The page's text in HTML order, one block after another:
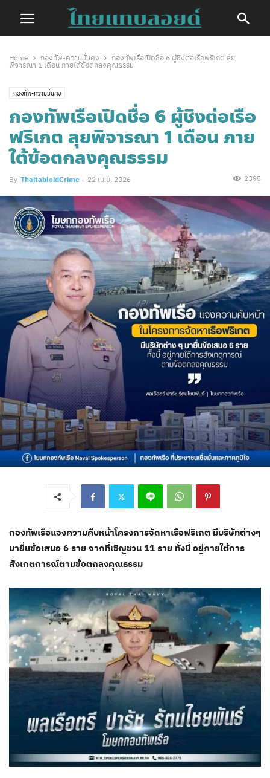
Home กองทัพ-ความมั่นคง
กองทัพเรือเปิดชื่อ 6 ผู้ชิงต่อเรือฟริเกต ลุย
พิจารณา 1 เดือน ภายใต้ข้อตกลงคุณธรรม
กองทัพ-ความมั่นคง
กองทัพเรือเปิดชื่อ 6 ผู้ชิงต่อเรือ
ฟริเกต ลุยพิจารณา 1 เดือน ภาย
ใต้ข้อตกลงคุณธรรม
By ThaitabloidCrime - 22 เม.ย. 2026 2395
กองทัพเรือแจงความคืบหน้าโครงการจัดหาเรือฟริเกต มีบริษัทต่างๆ
มายื่นข้อเสนอ 6 ราย จากที่เชิญชวน 11 ราย ทั้งนี้ อยู่ภายใต้การ
สังเกตการณ์ตามข้อตกลงคุณธรรม